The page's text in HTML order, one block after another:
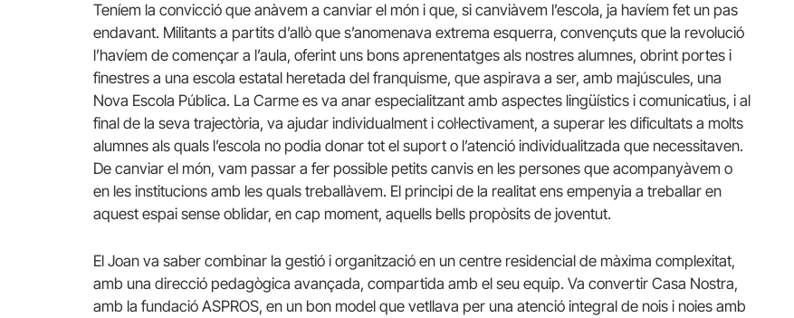
Teníem la convicció que anàvem a canviar el món i que, si canviàvem l’escola, ja havíem fet un pas
endavant. Militants a partits d’allò que s’anomenava extrema esquerra, convençuts que la revolució
l’havíem de començar a l’aula, oferint uns bons aprenentatges als nostres alumnes, obrint portes i
finestres a una escola estatal heretada del franquisme, que aspirava a ser, amb majúscules, una
Nova Escola Pública. La Carme es va anar especialitzant amb aspectes lingüístics i comunicatius, i al
final de la seva trajectòria, va ajudar individualment i col·lectivament, a superar les dificultats a molts
alumnes als quals l’escola no podia donar tot el suport o l’atenció individualitzada que necessitaven.
De canviar el món, vam passar a fer possible petits canvis en les persones que acompanyàvem o
en les institucions amb les quals treballàvem. El principi de la realitat ens empenyia a treballar en
aquest espai sense oblidar, en cap moment, aquells bells propòsits de joventut.
El Joan va saber combinar la gestió i organització en un centre residencial de màxima complexitat,
amb una direcció pedagògica avançada, compartida amb el seu equip. Va convertir Casa Nostra,
amb la fundació ASPROS, en un bon model que vetllava per una atenció integral de nois i noies amb